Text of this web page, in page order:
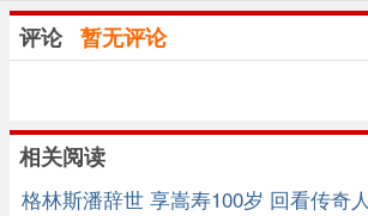
评论 暂无评论
相关阅读
格林斯潘辞世 享嵩寿100岁 回看传